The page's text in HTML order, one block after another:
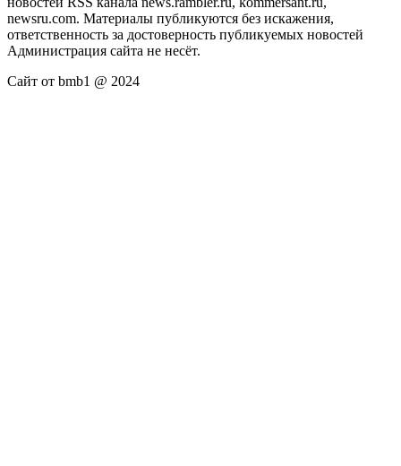
newsru.com. Материалы публикуются без искажения,
ответственность за достоверность публикуемых новостей
Администрация сайта не несёт.
Сайт от bmb1 @ 2024